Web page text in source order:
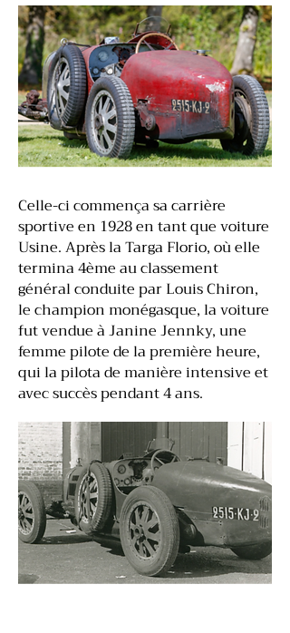
Celle-ci commença sa carrière
sportive en 1928 en tant que voiture
Usine. Après la Targa Florio, où elle
termina 4ème au classement
général conduite par Louis Chiron,
le champion monégasque, la voiture
fut vendue à Janine Jennky, une
femme pilote de la première heure,
qui la pilota de manière intensive et
avec succès pendant 4 ans.